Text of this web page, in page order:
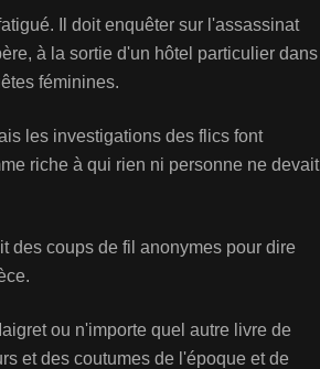
Il doit enquêter sur l'assassinat
à la sortie d'un hôtel particulier dans
féminines.
les investigations des flics font
riche à qui rien ni personne ne devait
des coups de fil anonymes pour dire
ou n'importe quel autre livre de
et des coutumes de l'époque et de